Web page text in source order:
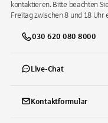
kontaktieren. Bitte beachten
Freitag zwischen 8 und 18 Uhr
030 620 080 8000
Live-Chat
Kontaktformular